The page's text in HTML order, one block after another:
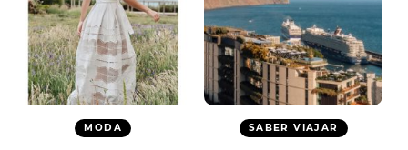
MODA SABER VIAJAR